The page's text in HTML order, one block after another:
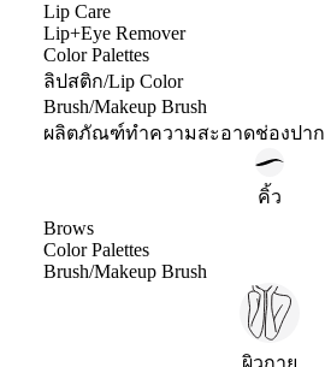
Lip Care
Lip+Eye Remover
Color Palettes
ลิปสติก/Lip Color
Brush/Makeup Brush
ผลิตภัณฑ์ทำความสะอาดช่องปาก
คิ้ว
Brows
Color Palettes
Brush/Makeup Brush